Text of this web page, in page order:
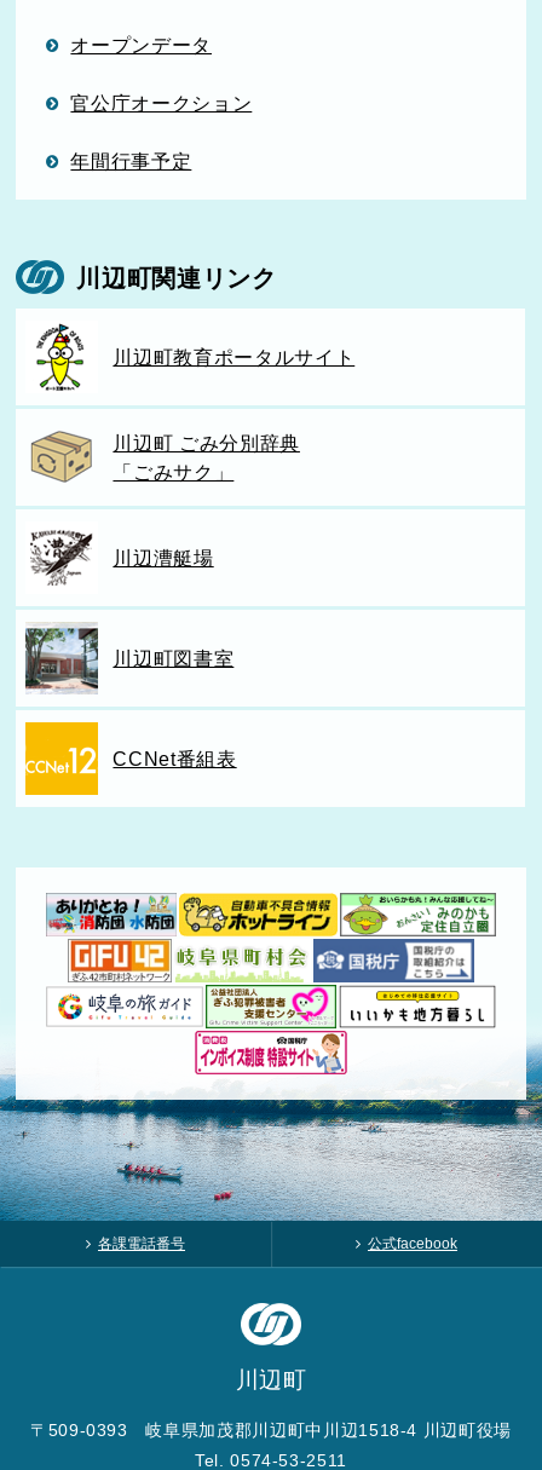
オープンデータ
官公庁オークション
年間行事予定
川辺町関連リンク
川辺町教育ポータルサイト
川辺町 ごみ分別辞典
「ごみサク」
川辺漕艇場
川辺町図書室
CCNet番組表
各課電話番号 公式facebook
川辺町
〒509-0393 岐阜県加茂郡川辺町中川辺1518-4 川辺町役場
Tel. 0574-53-2511